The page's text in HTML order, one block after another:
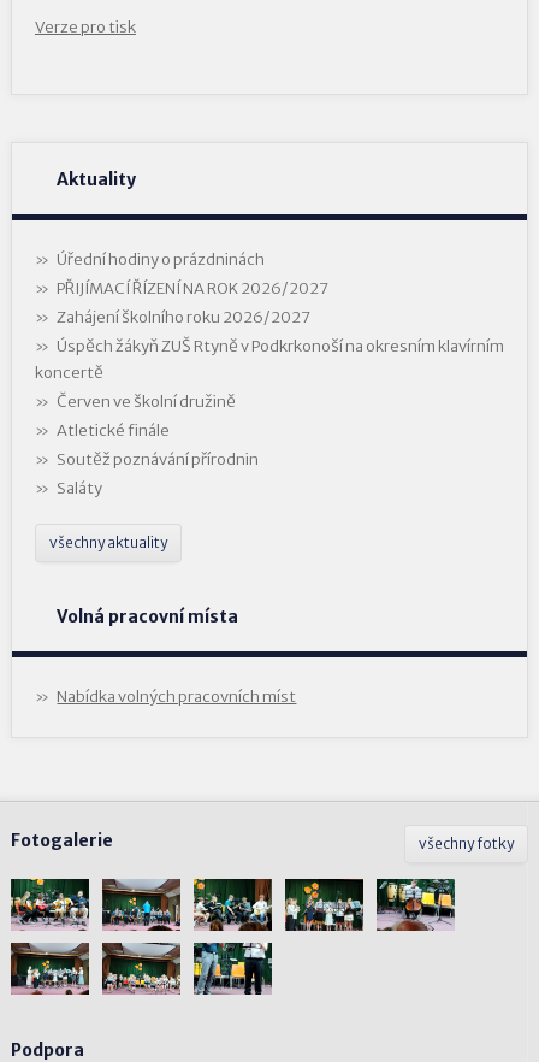
Verze pro tisk
Aktuality
Úřední hodiny o prázdninách
PŘIJÍMACÍ ŘÍZENÍ NA ROK 2026/2027
Zahájení školního roku 2026/2027
Úspěch žákyň ZUŠ Rtyně v Podkrkonoší na okresním klavírním
koncertě
Červen ve školní družině
Atletické finále
Soutěž poznávání přírodnin
Saláty
všechny aktuality
Volná pracovní místa
Nabídka volných pracovních míst
všechny fotky
Fotogalerie
Podpora